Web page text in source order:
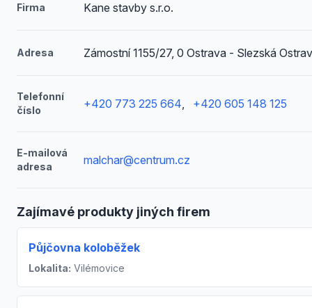
Firma Kane stavby s.r.o.
Adresa Zámostní 1155/27, 0 Ostrava - Slezská
Telefonní
číslo
+420 773 225 664, +420 605 148 125
E-mailová
adresa
malchar@centrum.cz
Zajímavé produkty jiných firem
Půjčovna koloběžek
Lokalita: Vilémovice